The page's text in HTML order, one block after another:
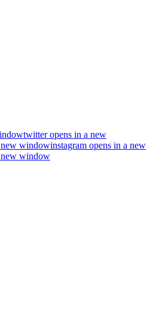
twitteropens in a new
new windowinstagram opens in a new
new window